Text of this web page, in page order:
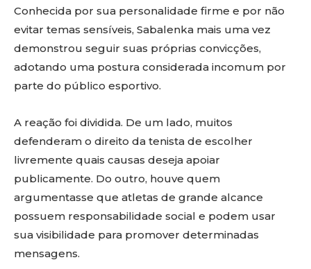
Conhecida por sua personalidade firme e por não
evitar temas sensíveis, Sabalenka mais uma vez
demonstrou seguir suas próprias convicções,
adotando uma postura considerada incomum por
parte do público esportivo.
A reação foi dividida. De um lado, muitos
defenderam o direito da tenista de escolher
livremente quais causas deseja apoiar
publicamente. Do outro, houve quem
argumentasse que atletas de grande alcance
possuem responsabilidade social e podem usar
sua visibilidade para promover determinadas
mensagens.